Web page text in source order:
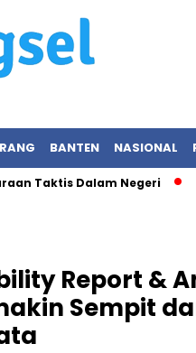
BANTEN NASIONAL
Dalam Negeri
Report &
Sempit